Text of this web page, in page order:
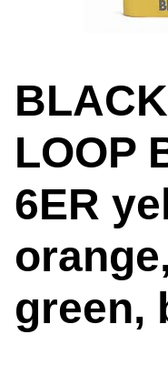
LOOP
6ER
green,